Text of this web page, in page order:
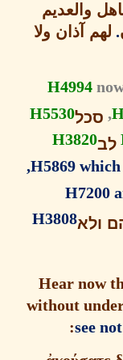
ولا
H5530
H5869
H3808
Hear
: